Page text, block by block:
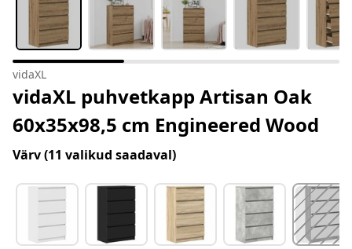
vidaXL
vidaXL puhvetkapp Artisan Oak
60x35x98,5 cm Engineered Wood
Värv(11 valikud saadaval)